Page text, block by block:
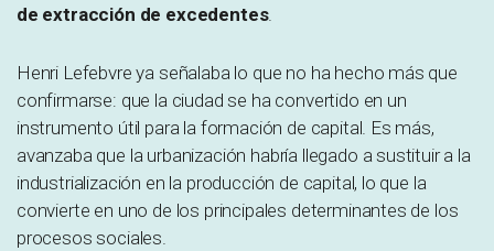
de extracción de excedentes.
Henri Lefebvre ya señalaba lo que no ha hecho más que
confirmarse: que la ciudad se ha convertido en un
instrumento útil para la formación de capital. Es más,
avanzaba que la urbanización habría llegado a sustituir a la
industrialización en la producción de capital, lo que la
convierte en uno de los principales determinantes de los
procesos sociales.